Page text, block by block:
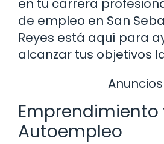
en tu carrera
de empleo en San
Reyes está aquí para
alcanzar tus objetivos
Anuncios
Emprendimiento
Autoempleo